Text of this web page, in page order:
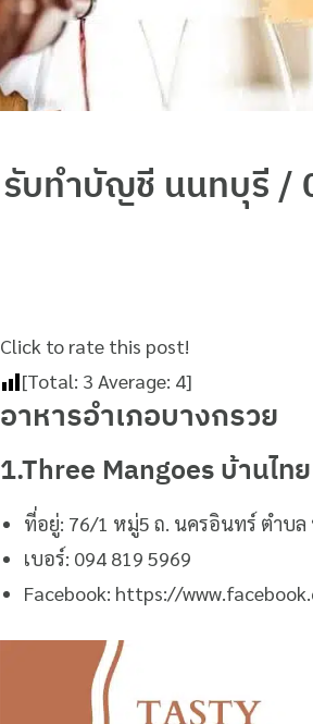
รับทำบัญชี นนทบุรี /
Click to rate this post!
[Total: 3 Average: 4]
อาหารอำเภอบางกรวย
1.Three Mangoes บ้านไท
ที่อยู่: 76/1 หมู่5 ถ. นครอินทร์ ตำบ
เบอร์: 094 819 5969
Facebook: https://